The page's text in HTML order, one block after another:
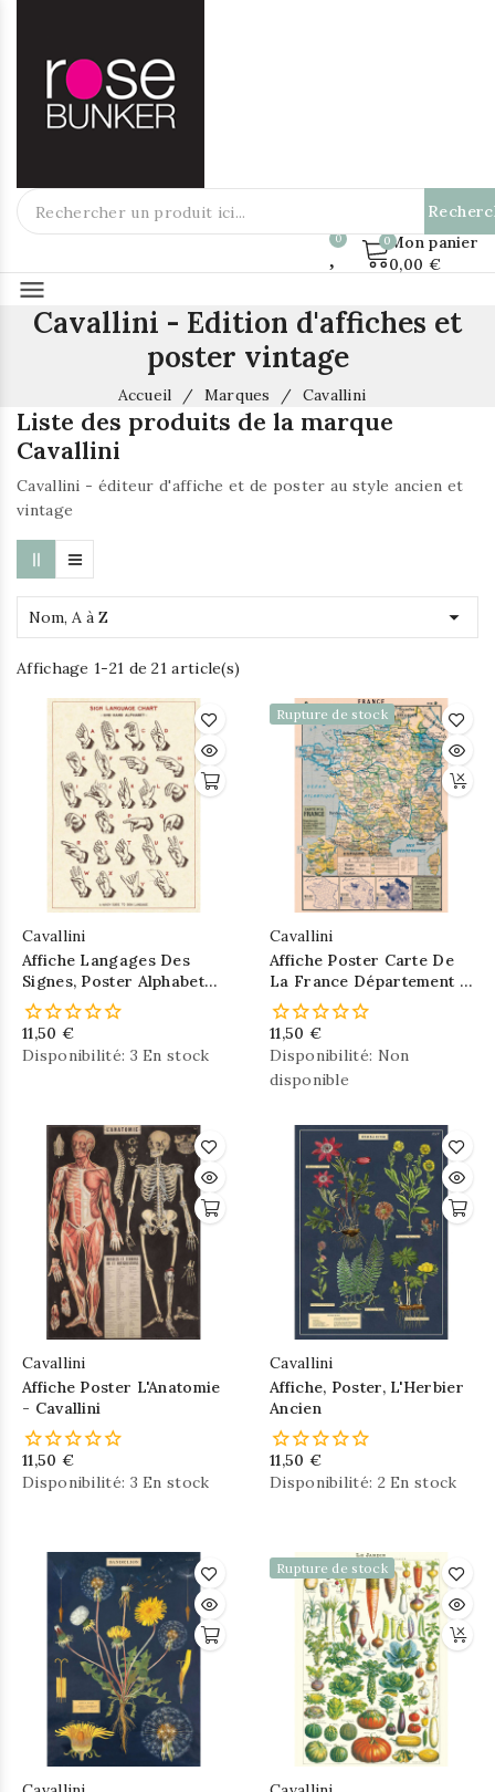
Mon panier
0,00 €
menu
Cavallini - Edition d'affiches et
poster vintage
Accueil Marques Cavallini
Liste des produits de la marque
Cavallini
Cavallini - éditeur d'affiche et de poster au style ancien et
vintage
Nom, A à Z 
Affichage 1-21 de 21 article(s)
Cavallini
Affiche Langages Des
Signes, Poster Alphabet
Signes - Cavallini
11,50 €
Disponibilité: 3 En stock
Rupture de stock
Cavallini
Affiche Poster Carte De
La France Département -
Cavallini
11,50 €
Disponibilité: Non
disponible
Cavallini
Affiche Poster L'Anatomie
- Cavallini
11,50 €
Disponibilité: 3 En stock
Cavallini
Affiche, Poster, L'Herbier
Ancien
11,50 €
Disponibilité: 2 En stock
Rupture de stock